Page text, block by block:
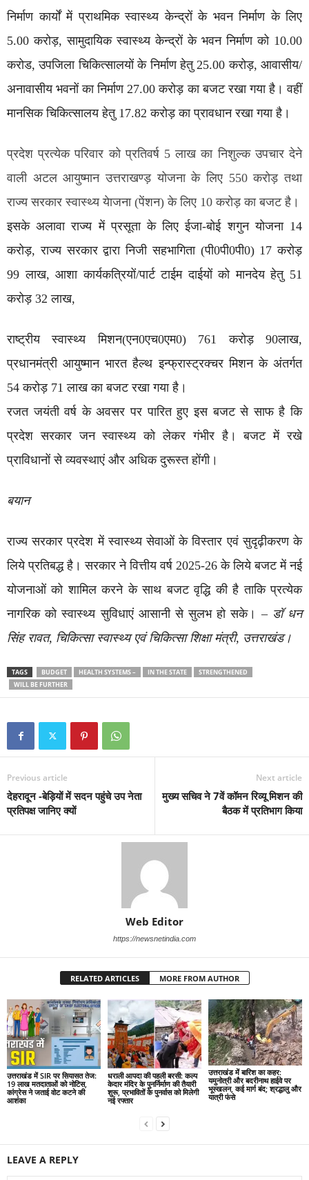
निर्माण कार्यों में प्राथमिक स्वास्थ्य केन्द्रों के भवन निर्माण के लिए
5.00 करोड़, सामुदायिक स्वास्थ्य केन्द्रों के भवन निर्माण को 10.00
करोड, उपजिला चिकित्सालयों के निर्माण हेतु 25.00 करोड़, आवासीय/
अनावासीय भवनों का निर्माण 27.00 करोड़ का बजट रखा गया है। वहीं
मानसिक चिकित्सालय हेतु 17.82 करोड़ का प्रावधान रखा गया है।
प्रदेश प्रत्येक परिवार को प्रतिवर्ष 5 लाख का निशुल्क उपचार देने
वाली अटल आयुष्मान उत्तराखण्ड़ योजना के लिए 550 करोड़ तथा
राज्य सरकार स्वास्थ्य येाजना (पेंशन) के लिए 10 करोड़ का बजट है।
इसके अलावा राज्य में प्रसूता के लिए ईजा-बोई शगुन योजना 14
करोड़, राज्य सरकार द्वारा निजी सहभागिता (पी0पी0पी0) 17 करोड़
99 लाख, आशा कार्यकत्रियों/पार्ट टाईम दाईयों को मानदेय हेतु 51
करोड़ 32 लाख,
राष्ट्रीय स्वास्थ्य मिशन(एन0एच0एम0) 761 करोड़ 90लाख,
प्रधानमंत्री आयुष्मान भारत हैल्थ इन्फ्रास्ट्रक्चर मिशन के अंतर्गत
54 करोड़ 71 लाख का बजट रखा गया है।
रजत जयंती वर्ष के अवसर पर पारित हुए इस बजट से साफ है कि
प्रदेश सरकार जन स्वास्थ्य को लेकर गंभीर है। बजट में रखे
प्राविधानों से व्यवस्थाएं और अधिक दुरूस्त होंगी।
बयान
राज्य सरकार प्रदेश में स्वास्थ्य सेवाओं के विस्तार एवं सुदृढ़ीकरण के
लिये प्रतिबद्ध है। सरकार ने वित्तीय वर्ष 2025-26 के लिये बजट में नई
योजनाओं को शामिल करने के साथ बजट वृद्धि की है ताकि प्रत्येक
नागरिक को स्वास्थ्य सुविधाएं आसानी से सुलभ हो सके। – डॉ धन
सिंह रावत, चिकित्सा स्वास्थ्य एवं चिकित्सा शिक्षा मंत्री, उत्तराखंड।
TAGS BUDGET HEALTH SYSTEMS – IN THE STATE
STRENGTHENED
WILL BE FURTHER
Previous article
देहरादून -बेड़ियों में सदन पहुंचे उप नेता
प्रतिपक्ष जानिए क्यों
Next article
मुख्य सचिव ने 7वें कॉमन रिव्यू मिशन की
बैठक में प्रतिभाग किया
Web Editor
https://newsnetindia.com
RELATED ARTICLES MORE FROM AUTHOR
उत्तराखंड में SIR पर सियासत तेज:
19 लाख मतदाताओं को नोटिस,
कांग्रेस ने जताई वोट कटने की
आशंका
धराली आपदा की पहली बरसी: कल्प
केदार मंदिर के पुनर्निर्माण की तैयारी
शुरू, प्रभावितों के पुनर्वास को मिलेगी
नई रफ्तार
उत्तराखंड में बारिश का कहर:
यमुनोत्री और बदरीनाथ हाईवे पर
भूस्खलन, कई मार्ग बंद; श्रद्धालु और
यात्री फंसे
LEAVE A REPLY